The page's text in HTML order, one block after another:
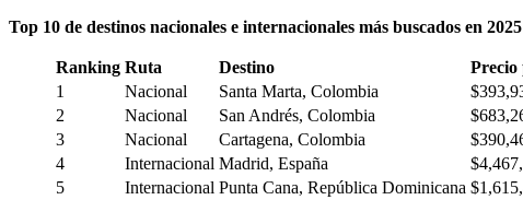
Top 10 de destinos nacionales e internacionales más buscados en
Ranking Ruta Destino
Precio
1
Nacional Santa Marta, Colombia
2
Nacional San Andrés, Colombia
3
Nacional Cartagena, Colombia
4
Internacional Madrid, España
5
Internacional Punta Cana, República Dominicana